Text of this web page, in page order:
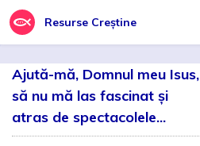
Resurse Creștine
Ajută-mă, Domnul meu Isus,
să nu mă las fascinat și
atras de spectacolele...